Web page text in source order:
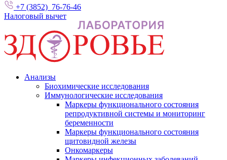
+7 (3852) 76-76-46
Налоговый вычет
Анализы
Биохимические исследования
Иммунологические исследования
Маркеры функционального состояния
репродуктивной системы и мониторинг
беременности
Маркеры функционального состояния
щитовидной железы
Онкомаркеры